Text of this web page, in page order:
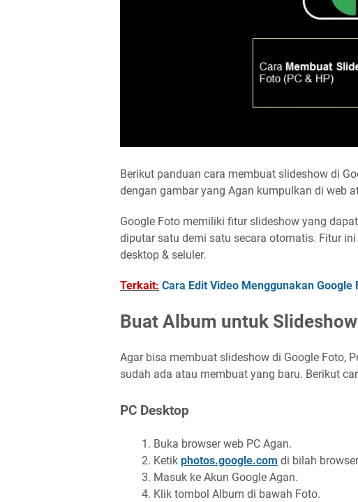
Berikut panduan cara membuat slideshow di
dengan gambar yang Agan kumpulkan di web
Google Foto memiliki fitur slideshow yang
diputar satu demi satu secara otomatis. Fitur
desktop & seluler.
Terkait: Cara Edit Video Menggunakan Google
Buat Album untuk Slideshow
Agar bisa membuat slideshow di Google Foto,
sudah ada atau membuat yang baru. Berikut
PC Desktop
Buka browser web PC Agan.
Ketik photos.google.com di bilah
Masuk ke Akun Google Agan.
Klik tombol Album di bawah Foto.